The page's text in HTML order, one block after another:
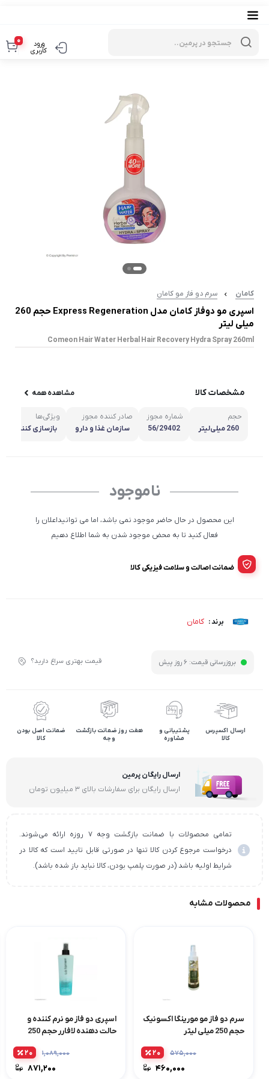
ورود
کاربری
0
کامان سرم دو فاز مو کامان
اسپری مو دوفاز کامان مدل Express Regeneration حجم 260
میلی لیتر
Comeon Hair Water Herbal Hair Recovery Hydra Spray 260ml
مشخصات کالا مشاهده همه
حجم
260 میلی‌لیتر
شماره مجوز
56/29402
صادر کننده مجوز
سازمان غذا و دارو
ویژگی‌ها
بازسازی کننده
ناموجود
این محصول در حال حاضر موجود نمی باشد، اما می توانیداعلان را
فعال کنید تا به محض موجود شدن به شما اطلاع دهیم
ضمانت اصالت و سلامت فیزیکی کالا
برند : کامان
بروزرسانی قیمت: 6 روز پیش قیمت بهتری سراغ دارید؟
ارسال اکسپرس
کالا
پشتیبانی و
مشاوره
هفت روز ضمانت بازگشت
وجه
ضمانت اصل بودن
کالا
ارسال رایگان پرمین
ارسال رایگان برای سفارشات بالای ۳ میلیون تومان
تمامی محصولات با ضمانت بازگشت وجه ۷ روزه ارائه می‌شوند.
درخواست مرجوع کردن کالا تنها در صورتی قابل تایید است که کالا در
شرایط اولیه باشد (در صورت پلمپ بودن، کالا نباید باز شده باشد).
محصولات مشابه
سرم دو فاز مو مورینگا اکسونیک
حجم 250 میلی لیتر
۵۷۵,۰۰۰
۴۶۰,۰۰۰
۲۰
اسپری دو فاز مو نرم کننده و
حالت دهنده لافارر حجم 250
۱,۰۸۹,۰۰۰
۸۷۱,۲۰۰
۲۰